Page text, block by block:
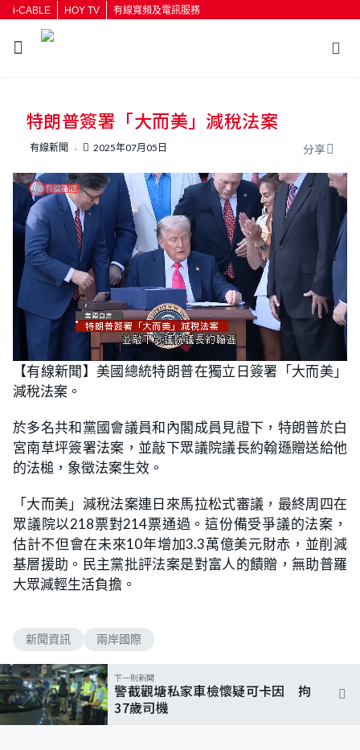
i-CABLE HOY TV 有線寬頻及電訊服務
按輸入鍵開始搜尋
特朗普簽署「大而美」減稅法案
有線新聞 2025年07月05日 分享
n
m
t
o
a
d
2
.
9
%
【有線新聞】美國總統特朗普在獨立日簽署「大而美」
減稅法案。
於多名共和黨國會議員和內閣成員見證下，特朗普於白
宮南草坪簽署法案，並敲下眾議院議長約翰遜贈送給他
的法槌，象徵法案生效。
「大而美」減稅法案連日來馬拉松式審議，最終周四在
眾議院以218票對214票通過。這份備受爭議的法案，
估計不但會在未來10年增加3.3萬億美元財赤，並削減
基層援助。民主黨批評法案是對富人的饋贈，無助普羅
大眾減輕生活負擔。
新聞資訊 兩岸國際
下一則新聞
警截觀塘私家車檢懷疑可卡因 拘
37歲司機